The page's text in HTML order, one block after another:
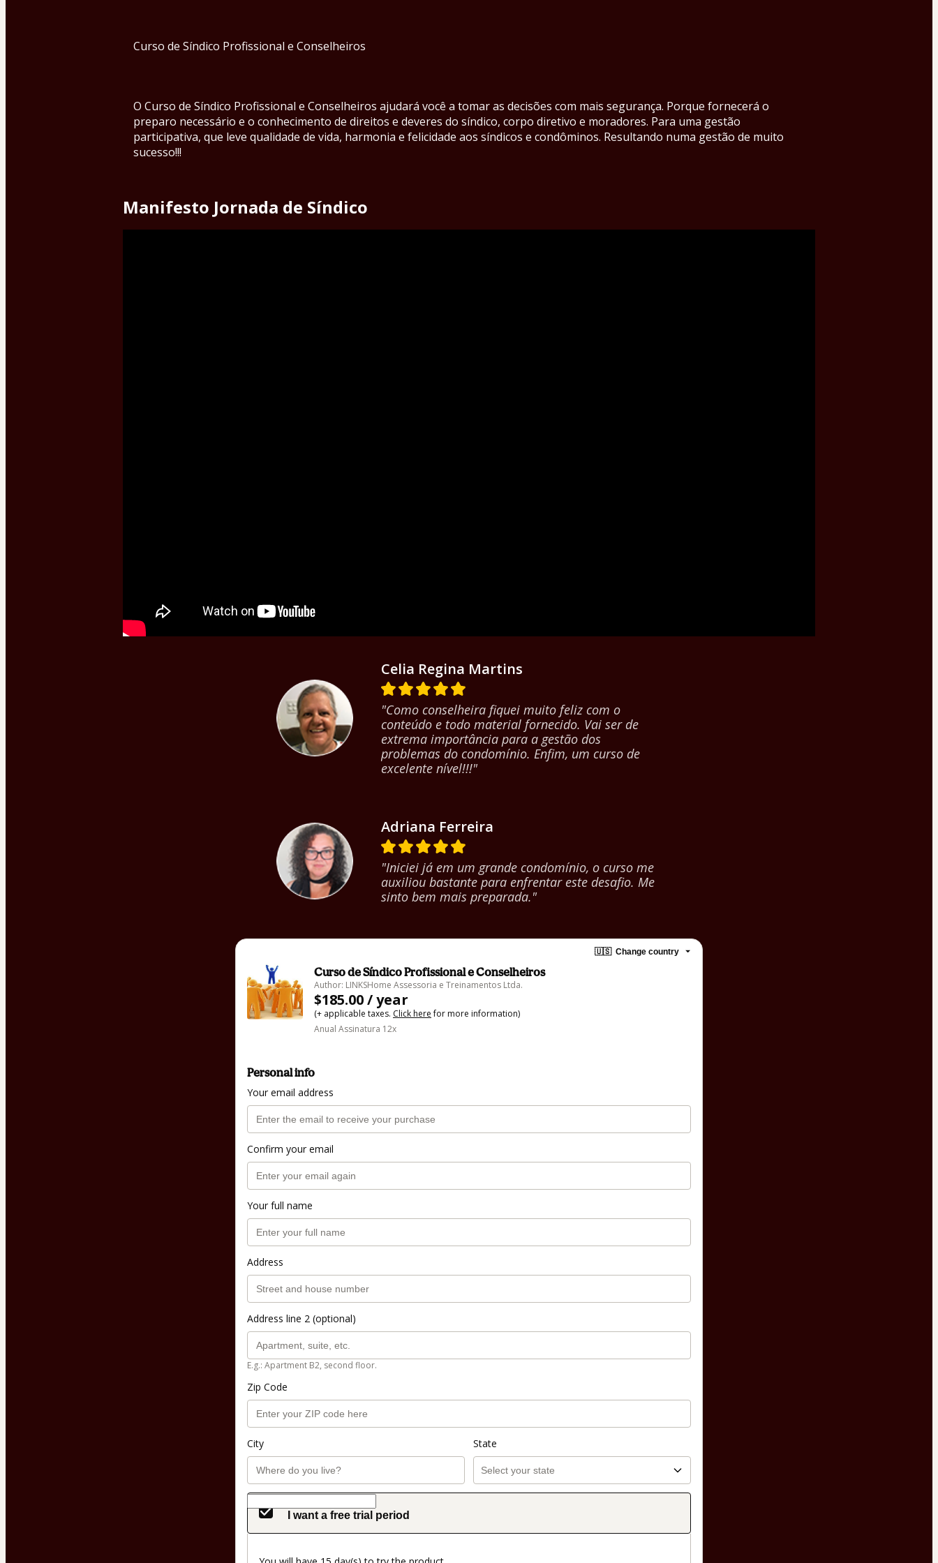
Curso de Síndico Profissional e Conselheiros
O Curso de Síndico Profissional e Conselheiros ajudará você a tomar as decisões com mais segurança. Porque fornecerá o
preparo necessário e o conhecimento de direitos e deveres do síndico, corpo diretivo e moradores. Para uma gestão
participativa, que leve qualidade de vida, harmonia e felicidade aos síndicos e condôminos. Resultando numa gestão de muito
sucesso!!!
Manifesto Jornada de Síndico
Celia Regina Martins
"Como conselheira fiquei muito feliz com o
conteúdo e todo material fornecido. Vai ser de
extrema importância para a gestão dos
problemas do condomínio. Enfim, um curso de
excelente nível!!!"
Adriana Ferreira
"Iniciei já em um grande condomínio, o curso me
auxiliou bastante para enfrentar este desafio. Me
sinto bem mais preparada."
🇺🇸 Change country
Curso de Síndico Profissional e Conselheiros
Author: LINKSHome Assessoria e Treinamentos Ltda.
$185.00 / year
(+ applicable taxes. Click herefor more information)
Anual Assinatura 12x
Personal info
Your email address
Confirm your email
Your full name
Address
Address line 2 (optional)
E.g.: Apartment B2, second floor.
Zip Code
City State
I want a free trial period